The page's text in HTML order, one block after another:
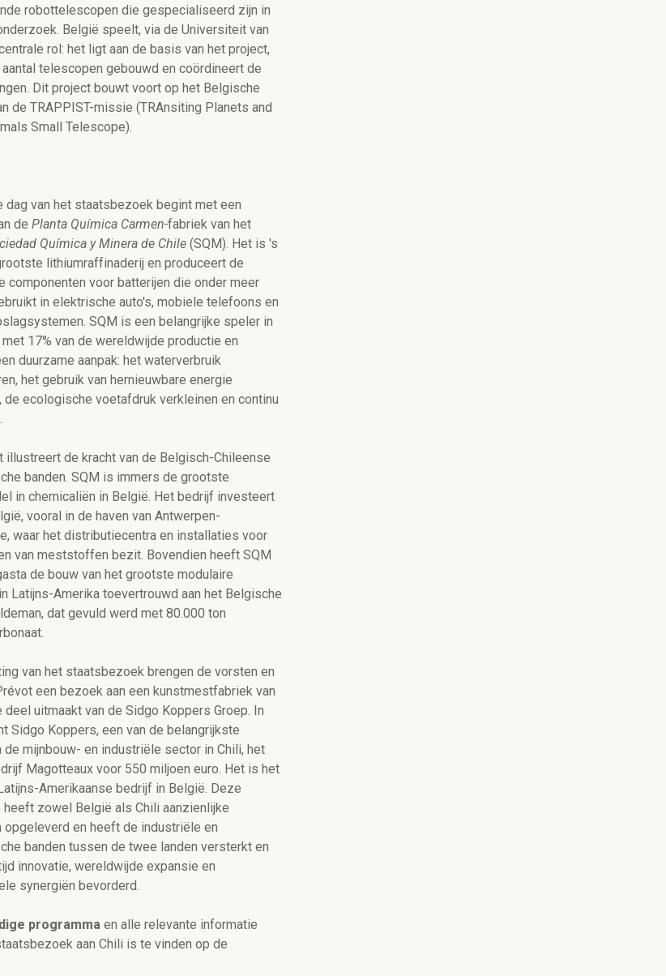
robottelescopen die gespecialiseerd zijn in
België speelt, via de Universiteit van
rol: het ligt aan de basis van het project,
telescopen gebouwd en coördineert de
Dit project bouwt voort op het Belgische
de TRAPPIST-missie (TRAnsiting Planets and
Small Telescope).
dag van het staatsbezoek begint met een
de Planta Química Carmen-fabriek van het
Química y Minera de Chile (SQM). Het is 's
lithiumraffinaderij en produceert de
componenten voor batterijen die onder meer
in elektrische auto's, mobiele telefoons en
SQM is een belangrijke speler in
17% van de wereldwijde productie en
duurzame aanpak: het waterverbruik
het gebruik van hernieuwbare energie
de ecologische voetafdruk verkleinen en continu
illustreert de kracht van de Belgisch-Chileense
banden. SQM is immers de grootste
in chemicaliën in België. Het bedrijf investeert
vooral in de haven van Antwerpen-
waar het distributiecentra en installaties voor
van meststoffen bezit. Bovendien heeft SQM
de bouw van het grootste modulaire
Latijns-Amerika toevertrouwd aan het Belgische
dat gevuld werd met 80.000 ton
van het staatsbezoek brengen de vorsten en
een bezoek aan een kunstmestfabriek van
deel uitmaakt van de Sidgo Koppers Groep. In
Sidgo Koppers, een van de belangrijkste
de mijnbouw- en industriële sector in Chili, het
Magotteaux voor 550 miljoen euro. Het is het
Amerikaanse bedrijf in België. Deze
heeft zowel België als Chili aanzienlijke
opgeleverd en heeft de industriële en
banden tussen de twee landen versterkt en
innovatie, wereldwijde expansie en
synergiën bevorderd.
programma en alle relevante informatie
aan Chili is te vinden op de